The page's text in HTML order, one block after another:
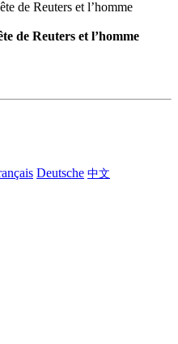
de Reuters et l’homme
Deutsche 中文